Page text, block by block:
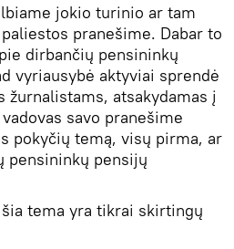
jokio turinio ar tam
pranešime. Dabar to
dirbančių pensininkų
vyriausybė aktyviai sprendė
atsakydamas į
savo pranešime
pokyčių temą, visų pirma, ar
pensininkų pensijų
tema yra tikrai skirtingų